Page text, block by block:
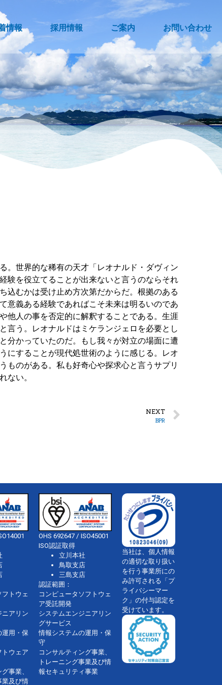
情報 採用情報 ご案内 お問い合わせ
。世界的な稀有の天才「レオナルド・ダヴィン
験を役立てることが出来ないと言うのならそれ
込むかは受け止め方次第だからだ。根拠のある
意義ある経験であればこそ未来は明るいのであ
他人の事を否定的に解釈することである。生涯
言う。レオナルドはミケランジェロを必要とし
分かっていたのだ。もし我々が対立の場面に遭
にすることが現代処世術のように感じる。レオ
ものがある。私も好奇心や探求心と言うサプリ
ない。
NEXT
BPR
フトウェ
ニアリン
用・保
トウェア
事業、
業及び情
OHS 692647 / ISO45001
ISO認証取得
立川本社
鳥取支店
三島支店
認証範囲：
コンピュータソフトウェ
ア受託開発
システムエンジニアリン
グサービス
情報システムの運用・保
守
コンサルティング事業、
トレーニング事業及び情
報セキュリティ事業
当社は、個人情報
の適切な取り扱い
を行う事業所にの
み許可される「プ
ライバシーマー
ク」の付与認定を
受けています。